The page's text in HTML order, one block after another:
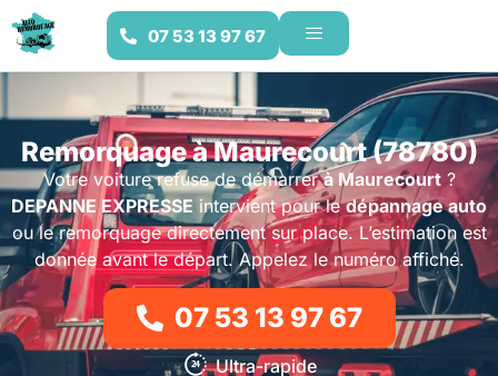
07 53 13 97 67
Remorquage à Maurecourt (78780)
Votre voiture refuse de démarrerà Maurecourt?
DEPANNE EXPRESSE intervient pour ledépannage auto
ou le remorquage directement sur place. L’estimation est
donnée avant le départ. Appelez le numéro affiché.
07 53 13 97 67
Ultra-rapide